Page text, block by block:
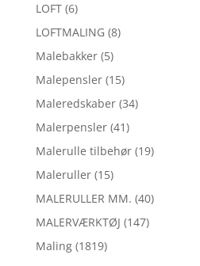
LOFT (6)
LOFTMALING (8)
Malebakker (5)
Malepensler (15)
Maleredskaber (34)
Malerpensler (41)
Malerulle tilbehør (19)
Maleruller (15)
MALERULLER MM. (40)
MALERVÆRKTØJ (147)
Maling (1819)